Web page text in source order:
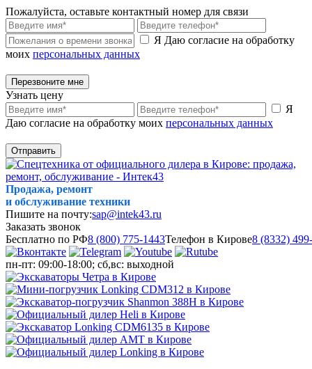
Пожалуйста, оставьте контактный номер для связи
Я Даю согласие на обработку
моих персональных данных
Перезвоните мне
Узнать цену
Я
Даю согласие на обработку моих персональных данных
Отправить
Продажа, ремонт
и обслуживание техники
Пишите на почту:sap@intek43.ru
Заказать звонок
Бесплатно по РФ8 (800) 775-1443Телефон в Кирове8 (8332)
пн-пт: 09:00-18:00; сб,вс: выходной